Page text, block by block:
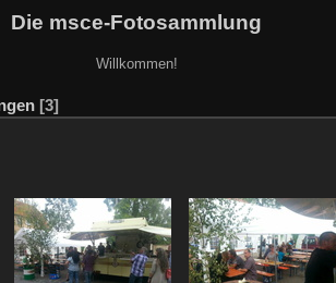
Die msce-Fotosammlung
Willkommen!
3